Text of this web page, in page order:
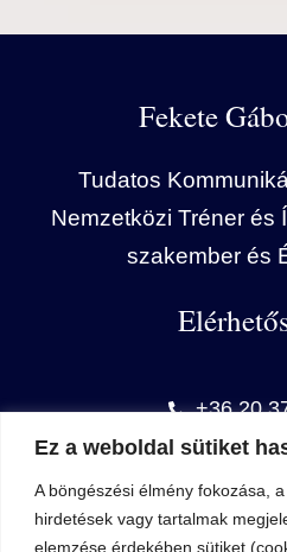
Ez a weboldal sütiket
A böngészési élmény fokozása,
hirdetések vagy tartalmak
elemzése érdekében sütiket
Fekete
Tudatos
Nemzetközi Tréner és
szakember és
+36 20
FGS